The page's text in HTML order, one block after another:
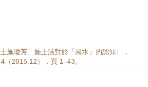
施瓊芳、施士洁對於「風水」的認知〉，
（2015.12），頁 1–43。